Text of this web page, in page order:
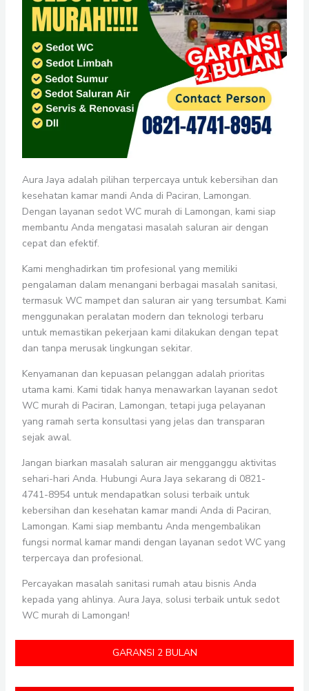
Aura Jaya adalah pilihan terpercaya untuk kebersihan dan
kesehatan kamar mandi Anda di Paciran, Lamongan.
Dengan layanan sedot WC murah di Lamongan, kami siap
membantu Anda mengatasi masalah saluran air dengan
cepat dan efektif.
Kami menghadirkan tim profesional yang memiliki
pengalaman dalam menangani berbagai masalah sanitasi,
termasuk WC mampet dan saluran air yang tersumbat. Kami
menggunakan peralatan modern dan teknologi terbaru
untuk memastikan pekerjaan kami dilakukan dengan tepat
dan tanpa merusak lingkungan sekitar.
Kenyamanan dan kepuasan pelanggan adalah prioritas
utama kami. Kami tidak hanya menawarkan layanan sedot
WC murah di Paciran, Lamongan, tetapi juga pelayanan
yang ramah serta konsultasi yang jelas dan transparan
sejak awal.
Jangan biarkan masalah saluran air mengganggu aktivitas
sehari-hari Anda. Hubungi Aura Jaya sekarang di 0821-
4741-8954 untuk mendapatkan solusi terbaik untuk
kebersihan dan kesehatan kamar mandi Anda di Paciran,
Lamongan. Kami siap membantu Anda mengembalikan
fungsi normal kamar mandi dengan layanan sedot WC yang
terpercaya dan profesional.
Percayakan masalah sanitasi rumah atau bisnis Anda
kepada yang ahlinya. Aura Jaya, solusi terbaik untuk sedot
WC murah di Lamongan!
GARANSI 2 BULAN